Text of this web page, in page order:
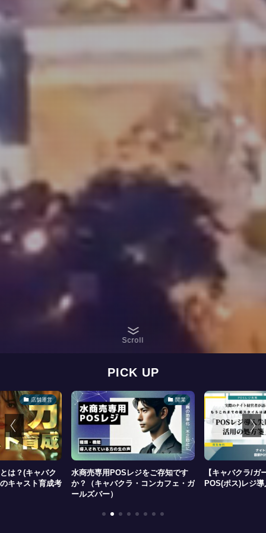
Scroll
PICK UP
開業
をご存知です
コンカフェ・ガ
店舗運営
【キャバクラ/ガールズバー】
POS(ポス)レジ導入3つの失敗例
ナイトビジネス
と購入のポイン